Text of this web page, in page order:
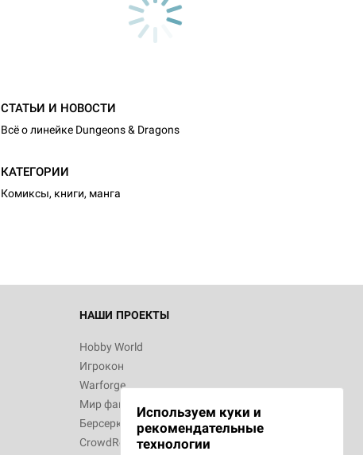
СТАТЬИ И НОВОСТИ
Всё о линейке Dungeons & Dragons
КАТЕГОРИИ
Комиксы, книги, манга
НАШИ ПРОЕКТЫ
Hobby World
Игрокон
Warforge
Мир фантастики
Берсерк
CrowdRepublic
Используем куки и
рекомендательные
технологии